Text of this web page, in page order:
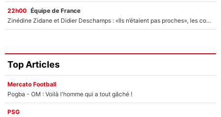
22h00 Équipe de France
Zinédine Zidane et Didier Deschamps : «Ils n’étaient pas proches», les confidences d’un membre de l’équipe de France 1998 sur leur relation spéciale
Top Articles
Mercato Football
Pogba - OM : Voilà l'homme qui a tout gâché !
PSG